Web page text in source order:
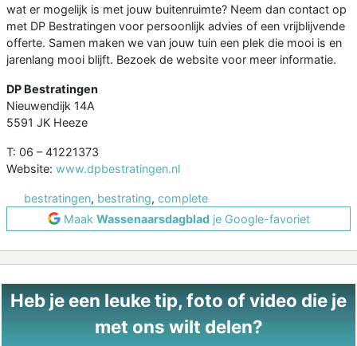
wat er mogelijk is met jouw buitenruimte? Neem dan contact op
met DP Bestratingen voor persoonlijk advies of een vrijblijvende
offerte. Samen maken we van jouw tuin een plek die mooi is en
jarenlang mooi blijft. Bezoek de website voor meer informatie.
DP Bestratingen
Nieuwendijk 14A
5591 JK Heeze
T: 06 – 41221373
Website: www.dpbestratingen.nl
bestratingen, bestrating, complete
Maak Wassenaarsdagbladje Google-favoriet
Heb je een leuke tip, foto of video die je
met ons wilt delen?